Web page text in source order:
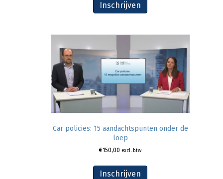
Inschrijven
Car policies: 15 aandachtspunten onder de
loep
€150,00 excl. btw
Inschrijven